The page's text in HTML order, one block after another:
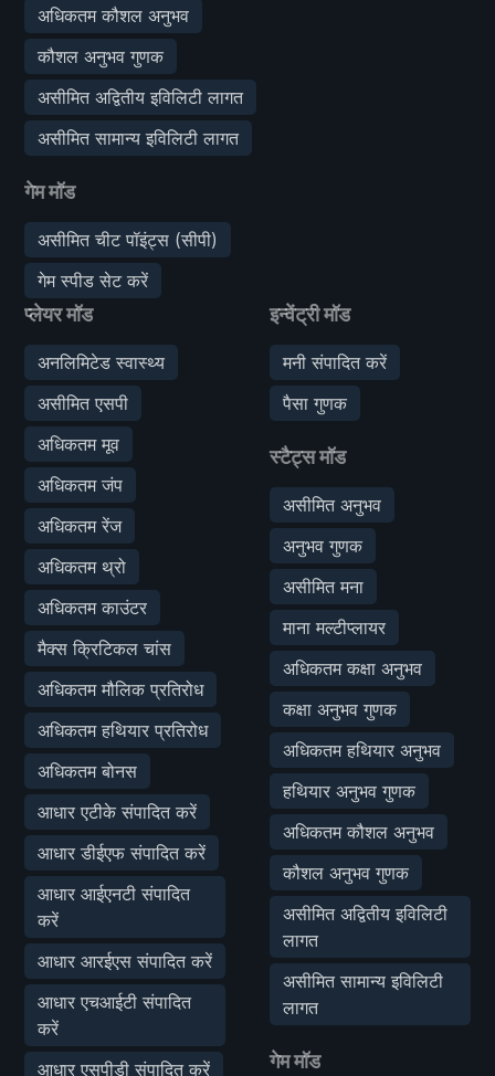
अधिकतम कौशल अनुभव
कौशल अनुभव गुणक
असीमित अद्वितीय इविलिटी लागत
असीमित सामान्य इविलिटी लागत
गेम मॉड
असीमित चीट पॉइंट्स (सीपी)
गेम स्पीड सेट करें
प्लेयर मॉड
अनलिमिटेड स्वास्थ्य
असीमित एसपी
अधिकतम मूव
अधिकतम जंप
अधिकतम रेंज
अधिकतम थ्रो
अधिकतम काउंटर
मैक्स क्रिटिकल चांस
अधिकतम मौलिक प्रतिरोध
अधिकतम हथियार प्रतिरोध
अधिकतम बोनस
आधार एटीके संपादित करें
आधार डीईएफ संपादित करें
आधार आईएनटी संपादित
करें
आधार आरईएस संपादित करें
आधार एचआईटी संपादित
करें
आधार एसपीडी संपादित करें
इन्वेंट्री मॉड
मनी संपादित करें
पैसा गुणक
स्टैट्स मॉड
असीमित अनुभव
अनुभव गुणक
असीमित मना
माना मल्टीप्लायर
अधिकतम कक्षा अनुभव
कक्षा अनुभव गुणक
अधिकतम हथियार अनुभव
हथियार अनुभव गुणक
अधिकतम कौशल अनुभव
कौशल अनुभव गुणक
असीमित अद्वितीय इविलिटी
लागत
असीमित सामान्य इविलिटी
लागत
गेम मॉड